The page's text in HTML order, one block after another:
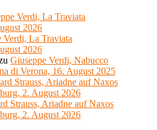
Verdi, La Traviata
2026
Verdi, La Traviata
2026
Giuseppe Verdi, Nabucco
di Verona, 16. August 2025
Strauss, Ariadne auf Naxos
2. August 2026
Strauss, Ariadne auf Naxos
2. August 2026